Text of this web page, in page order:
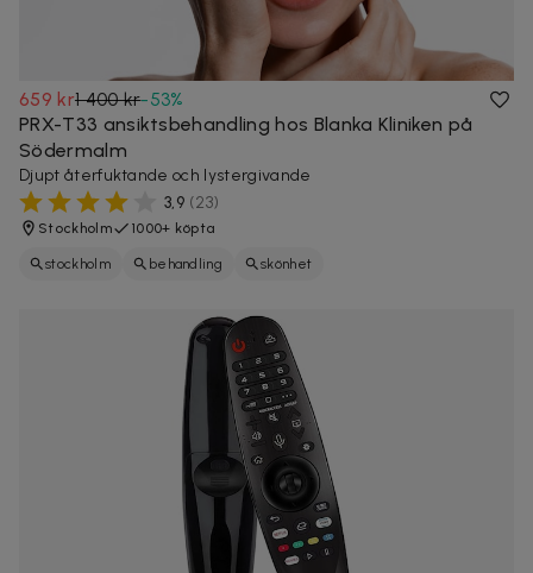
659 kr1 400 kr-53%
PRX-T33 ansiktsbehandling hos Blanka Kliniken på
Södermalm
Djupt återfuktande och lystergivande
3,9 (23)
Stockholm 1000+ köpta
stockholm behandling skönhet